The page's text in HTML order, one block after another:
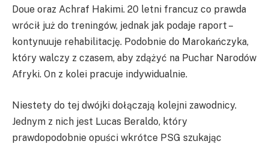
Doue oraz Achraf Hakimi. 20 letni francuz co prawda
wrócił już do treningów, jednak jak podaje raport –
kontynuuje rehabilitację. Podobnie do Marokańczyka,
który walczy z czasem, aby zdążyć na Puchar Narodów
Afryki. On z kolei pracuje indywidualnie.
Niestety do tej dwójki dołączają kolejni zawodnicy.
Jednym z nich jest Lucas Beraldo, który
prawdopodobnie opuści wkrótce PSG szukając